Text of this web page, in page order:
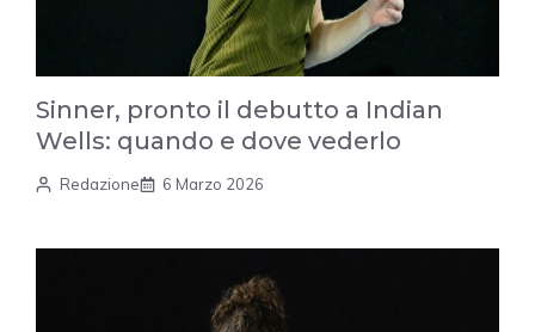
Sinner, pronto il debutto a Indian
Wells: quando e dove vederlo
Redazione 6 Marzo 2026